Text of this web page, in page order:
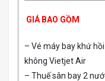
GIÁ BAO GỒM
– Vé máy bay khứ
không Vietjet Air
– Thuế sân bay 2